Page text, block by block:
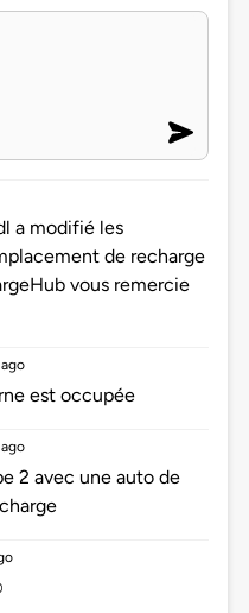
a modifié les
de recharge
vous remercie
est occupée
2 avec une auto de